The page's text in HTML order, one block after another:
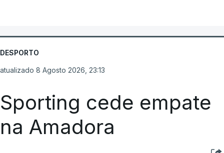
DESPORTO
atualizado 8 Agosto 2026, 23:13
Sporting cede empate
na Amadora